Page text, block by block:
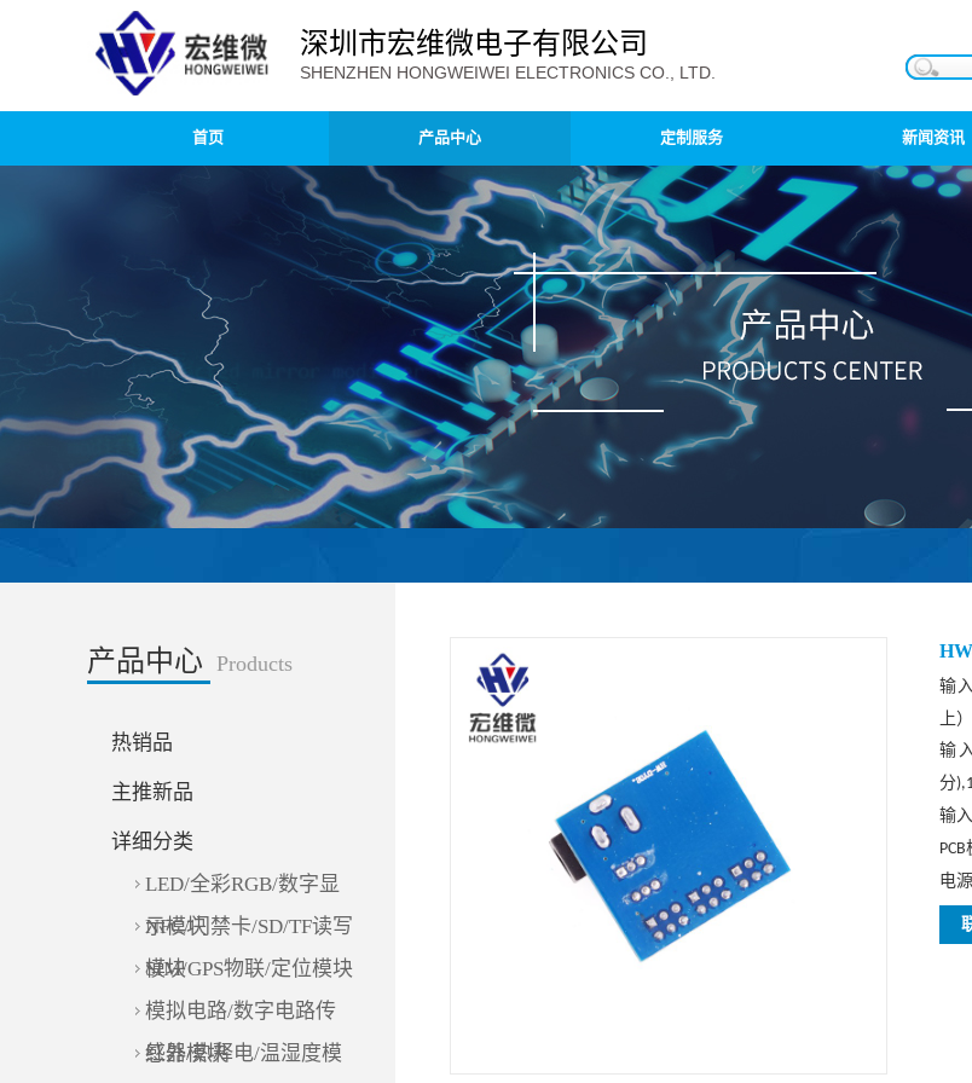
深圳市宏维微电子有限公司
SHENZHEN HONGWEIWEI ELECTRONICS CO., LTD.
首页 产品中心 定制服务 新闻资讯
产品中心 Products
热销品
主推新品
详细分类
LED/全彩RGB/数字显
示模块
NFC/门禁卡/SD/TF读写
模块
SIM/GPS物联/定位模块
模拟电路/数字电路传
感器模块
红外/热释电/温湿度模
输
上）
输
分
输
PCB
电